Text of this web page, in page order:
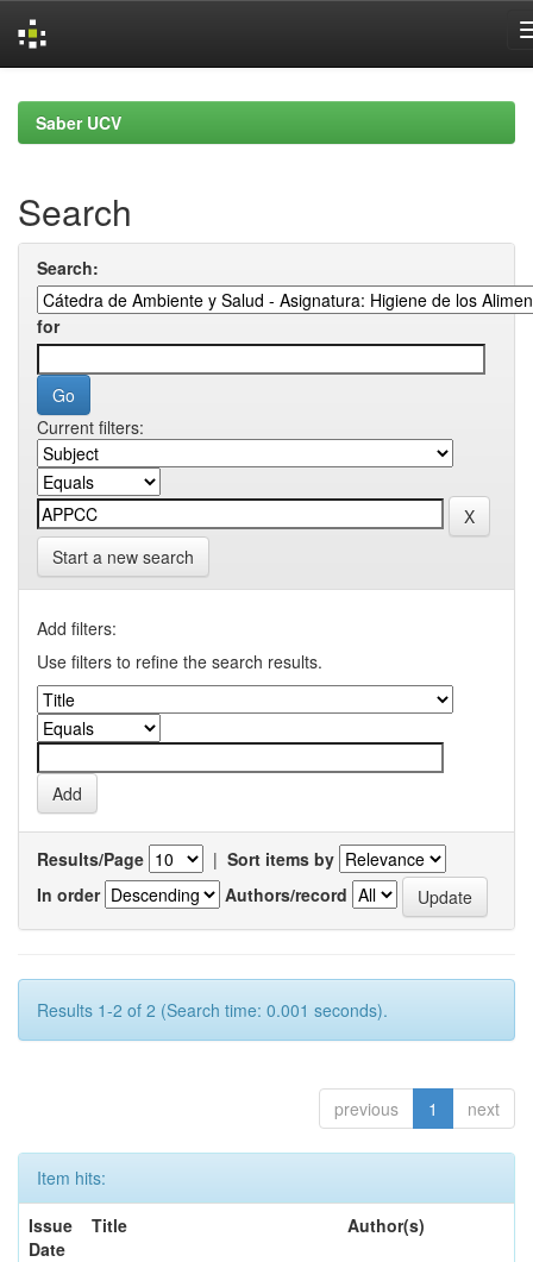
navigationSaber UCV
Search
Search:
for
Current filters:
Start a new search
Add filters:
Use filters to refine the search results.
Results/Page | Sort items by
In order
Authors/record
Results 1-2 of 2 (Search time: 0.001 seconds).
previous 1 next
Item hits:
Issue
Date
Title Author(s)